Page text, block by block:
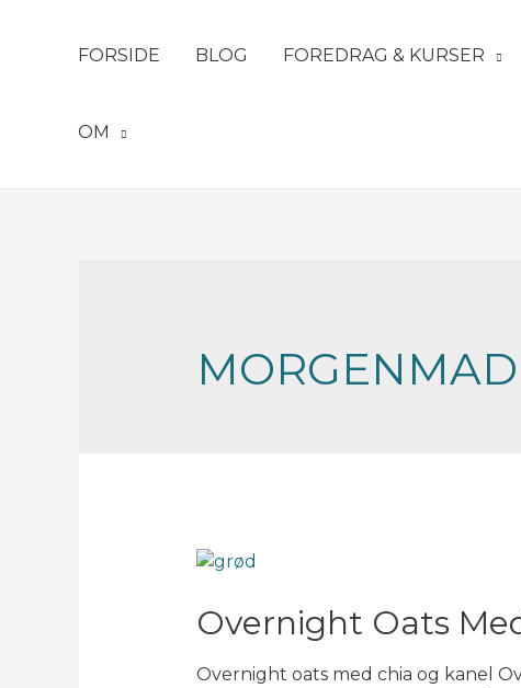
FORSIDE BLOG FOREDRAG & KURSER
OM
MORGENMAD
Overnight Oats
Overnight oats med chia og kanel